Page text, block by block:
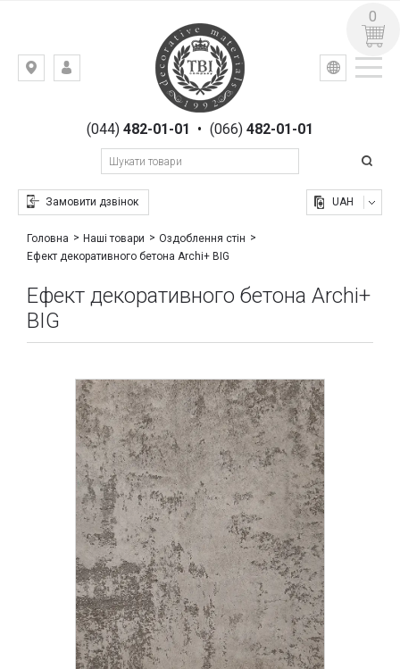
Київ,
Гоголівська,(044)482-01-01 • (066) 482-01-01
Замовити дзвінок
УКР РУС
UAH
0
Головна Наші товари
Оздоблення стін
Ефект декоративного бетона Archi+ BIG
Ефект декоративного бетона Archi+
BIG